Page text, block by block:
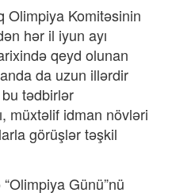
Olimpiya Komitəsinin
hər il iyun ayı
qeyd olunan
da uzun illərdir
tədbirlər
müxtəlif idman növləri
görüşlər təşkil
Günü”nü